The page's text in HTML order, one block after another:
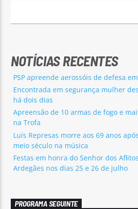
NOTÍCIAS RECENTES
PSP apreende aerossóis de defesa
Encontrada em segurança mulher
há dois dias
Apreensão de 10 armas de fogo e
na Trofa
Luís Represas morre aos 69 anos
meio século na música
Festas em honra do Senhor dos
Ardegães nos dias 25 e 26 de julho
PROGRAMA SEGUINTE